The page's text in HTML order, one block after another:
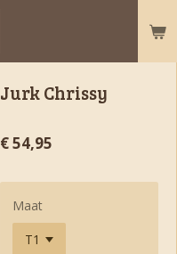
Jurk Chrissy
€ 54,95
Maat